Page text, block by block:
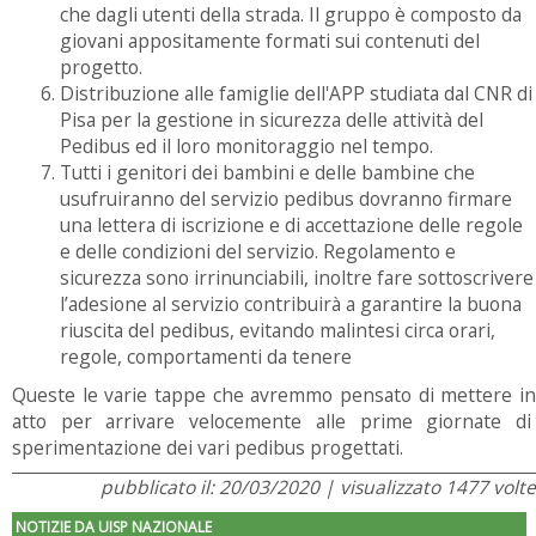
che dagli utenti della strada. Il gruppo è composto da
giovani appositamente formati sui contenuti del
progetto.
Distribuzione alle famiglie dell'APP studiata dal CNR di
Pisa per la gestione in sicurezza delle attività del
Pedibus ed il loro monitoraggio nel tempo.
Tutti i genitori dei bambini e delle bambine che
usufruiranno del servizio pedibus dovranno firmare
una lettera di iscrizione e di accettazione delle regole
e delle condizioni del servizio. Regolamento e
sicurezza sono irrinunciabili, inoltre fare sottoscrivere
l’adesione al servizio contribuirà a garantire la buona
riuscita del pedibus, evitando malintesi circa orari,
regole, comportamenti da tenere
Queste le varie tappe che avremmo pensato di mettere in
atto per arrivare velocemente alle prime giornate di
sperimentazione dei vari pedibus progettati.
pubblicato il: 20/03/2020 | visualizzato 1477 volte
NOTIZIE DA UISP NAZIONALE